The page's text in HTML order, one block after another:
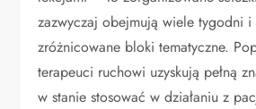
zazwyczaj obejmują wiele tygodni i
zróżnicowane bloki tematyczne.
terapeuci ruchowi uzyskują pełną
w stanie stosować w działaniu z